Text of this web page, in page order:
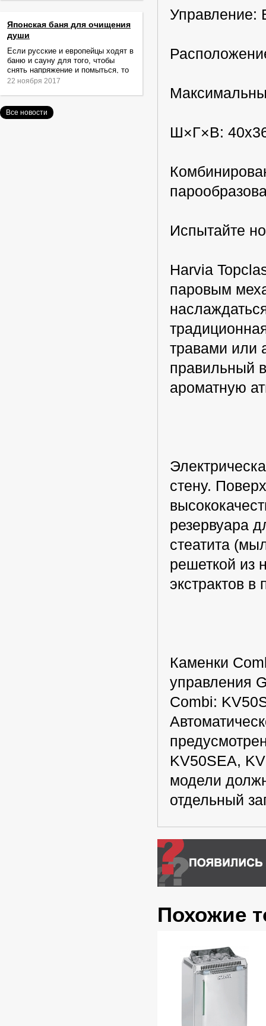
Управление:
Ш×Г×В:
Испытайте
Harvia
паровым
травами или
правильный
ароматную
стену.
резервуара
стеатита
решеткой из
экстрактов в
Каменки
управления
Combi:
KV50SEA,
модели
отдельный
Похожие
Японская баня для очищения
души
Если русские и европейцы ходят в
баню и сауну для того, чтобы
снять напряжение и помыться, то
жители Японии идут туда за
22 ноября 2017
Все новости